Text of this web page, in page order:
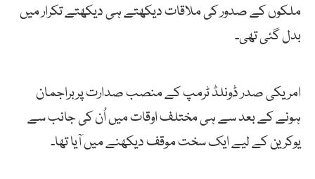
ملکوں کے صدور کی ملاقات دیکھتے ہی دیکھتے تکرار میں
بدل گئی تھی۔
امریکی صدر ڈونلڈ ٹرمپ کے منصب صدارت پربراجمان
ہونے کے بعد سے ہی مختلف اوقات میں اُن کی جانب سے
یوکرین کے لیے ایک سخت موقف دیکھنے میں آیا تھا۔